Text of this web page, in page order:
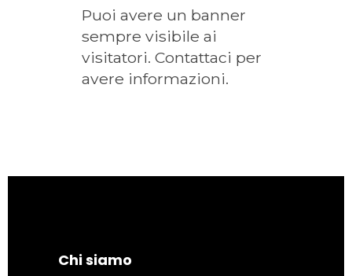
Puoi avere un banner
sempre visibile ai
visitatori. Contattaci per
avere informazioni.
Chi siamo